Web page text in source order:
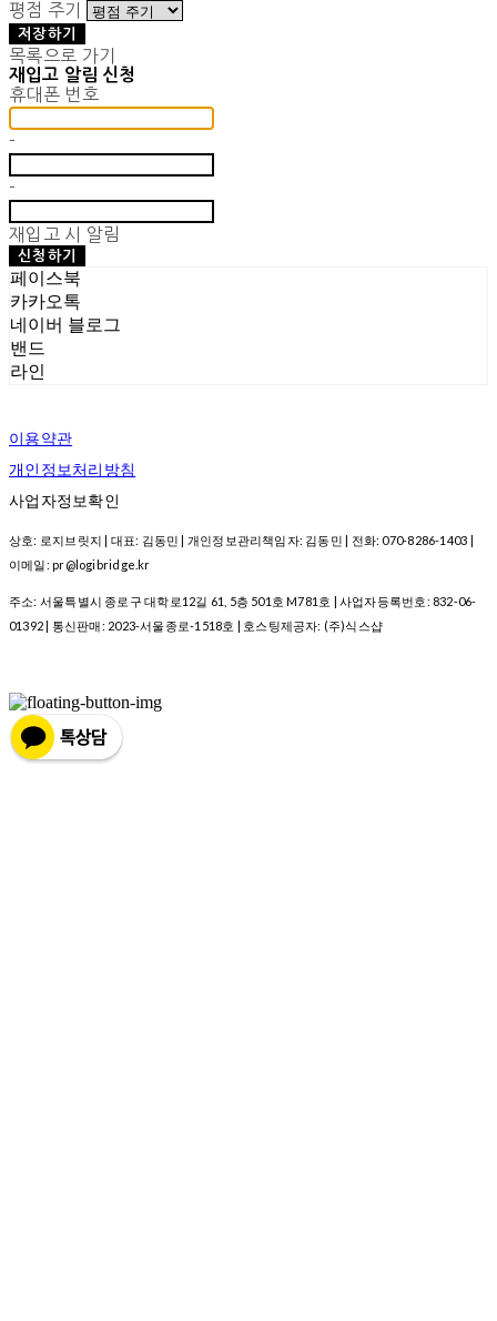
평점 주기
저장하기
목록으로 가기
재입고 알림 신청
휴대폰 번호
-
-
재입고 시 알림
신청하기
페이스북
카카오톡
네이버 블로그
밴드
라인
이용약관
개인정보처리방침
사업자정보확인
상호: 로지브릿지 | 대표: 김동민 | 개인정보관리책임자: 김동민 | 전화: 070-8286-1403 |
이메일: pr@logibridge.kr
주소: 서울특별시 종로구 대학로12길 61, 5층 501호 M781호 | 사업자등록번호: 832-06-
01392 | 통신판매: 2023-서울종로-1518호 | 호스팅제공자: (주)식스샵